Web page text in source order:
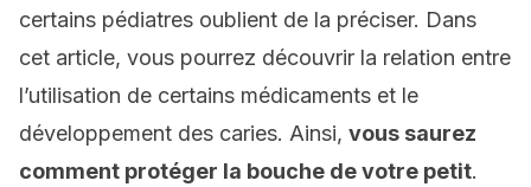
certains pédiatres oublient de la préciser. Dans
cet article, vous pourrez découvrir la relation entre
l’utilisation de certains médicaments et le
développement des caries. Ainsi, vous saurez
comment protéger la bouche de votre petit.